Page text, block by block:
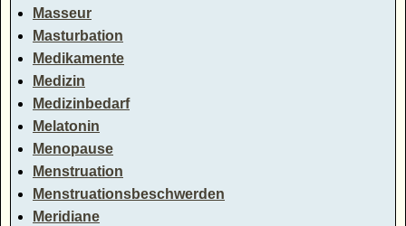
Masseur
Masturbation
Medikamente
Medizin
Medizinbedarf
Melatonin
Menopause
Menstruation
Menstruationsbeschwerden
Meridiane